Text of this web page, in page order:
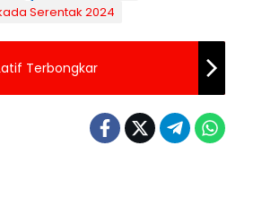
Serentak 2024
Terbongkar